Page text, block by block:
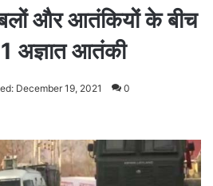
और आतंकियों के बीच
अज्ञात आतंकी
December 19, 2021 0